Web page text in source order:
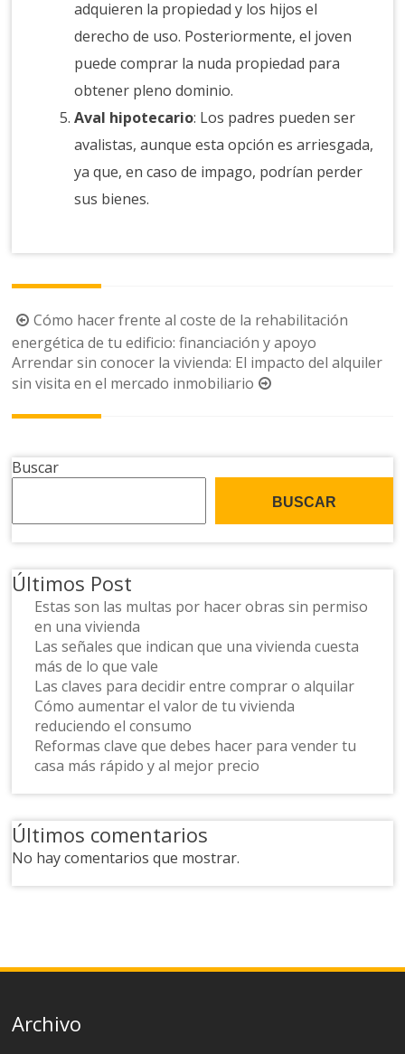
adquieren la propiedad y los hijos el
derecho de uso. Posteriormente, el joven
puede comprar la nuda propiedad para
obtener pleno dominio.
Aval hipotecario: Los padres pueden ser
avalistas, aunque esta opción es arriesgada,
ya que, en caso de impago, podrían perder
sus bienes.
Navegación
de
la
entrada
Cómo hacer frente al coste de la rehabilitación
energética de tu edificio: financiación y apoyo
Arrendar sin conocer la vivienda: El impacto del alquiler
sin visita en el mercado inmobiliario
Buscar
BUSCAR
Últimos Post
Estas son las multas por hacer obras sin permiso
en una vivienda
Las señales que indican que una vivienda cuesta
más de lo que vale
Las claves para decidir entre comprar o alquilar
Cómo aumentar el valor de tu vivienda
reduciendo el consumo
Reformas clave que debes hacer para vender tu
casa más rápido y al mejor precio
Últimos comentarios
No hay comentarios que mostrar.
Archivo